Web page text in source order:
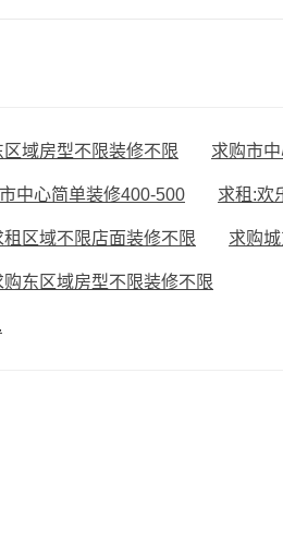
区域房型不限装修不限 求购市
中心简单装修400-500 求租:欢
租区域不限店面装修不限 求购
购东区域房型不限装修不限